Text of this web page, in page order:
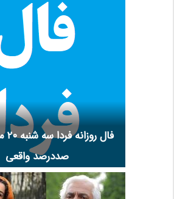
صددرصد واقعی